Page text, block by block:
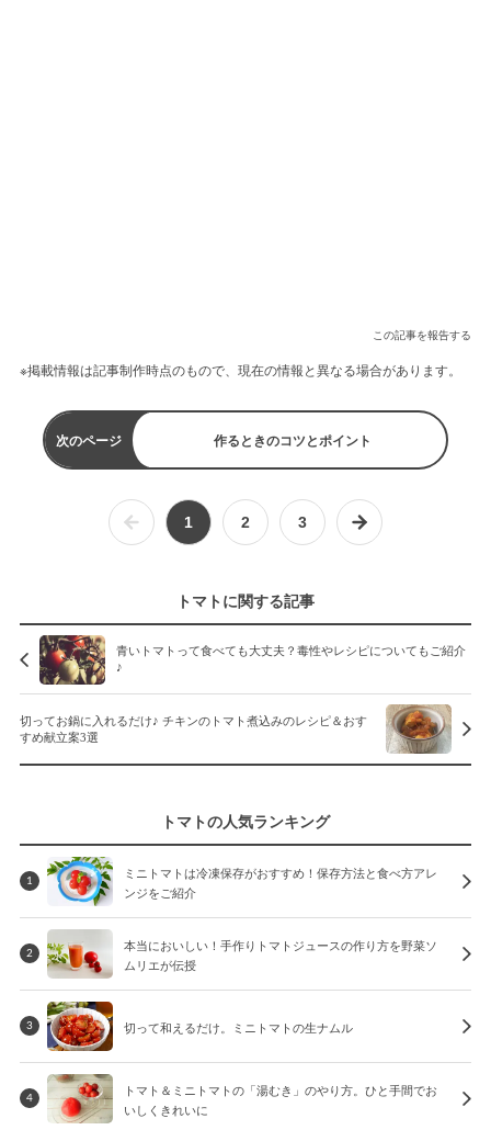
この記事を報告する
※掲載情報は記事制作時点のもので、現在の情報と異なる場合があります。
次のページ 作るときのコツとポイント
1 2 3
トマトに関する記事
青いトマトって食べても大丈夫？毒性やレシピについてもご紹介
♪
切ってお鍋に入れるだけ♪ チキンのトマト煮込みのレシピ＆おす
すめ献立案3選
トマトの人気ランキング
1
ミニトマトは冷凍保存がおすすめ！保存方法と食べ方アレ
ンジをご紹介
2
本当においしい！手作りトマトジュースの作り方を野菜ソ
ムリエが伝授
3 切って和えるだけ。ミニトマトの生ナムル
4
トマト＆ミニトマトの「湯むき」のやり方。ひと手間でお
いしくきれいに